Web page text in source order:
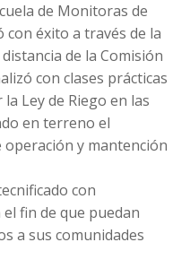
de Monitoras de
con éxito a través de la
de la Comisión
con clases prácticas
Ley de Riego en las
en terreno el
operación y mantención
con
fin de que puedan
a sus comunidades